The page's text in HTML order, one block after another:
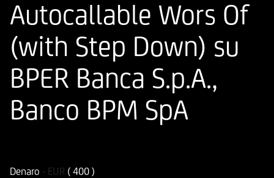
Autocallable Wors Of
(with Step Down) su
BPER Banca S.p.A.,
Banco BPM SpA
Denaro - EUR ( 400 )